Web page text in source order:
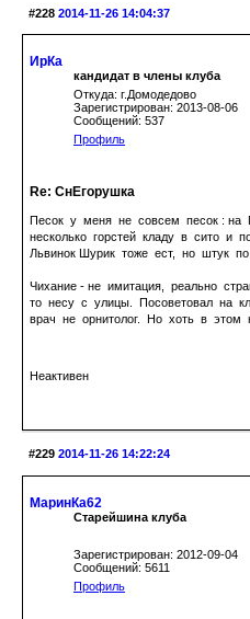
#228 2014-11-26 14:04:37
ИрКа
кандидат в члены клуба
Откуда: г.Домодедово
Зарегистрирован: 2013-08-06
Сообщений: 537
Профиль
Re: СнЕгорушка
Песок у меня не совсем песок : на
несколько горстей кладу в сито
Львинок Шурик тоже ест, но штук
Чихание - не имитация, реально
то несу с улицы. Посоветовал на
врач не орнитолог. Но хоть в этом
Неактивен
#229 2014-11-26 14:22:24
МаринКа62
Старейшина клуба
Зарегистрирован: 2012-09-04
Сообщений: 5611
Профиль